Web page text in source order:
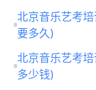
北京音乐艺考
要多久)
北京音乐艺考
多少钱)